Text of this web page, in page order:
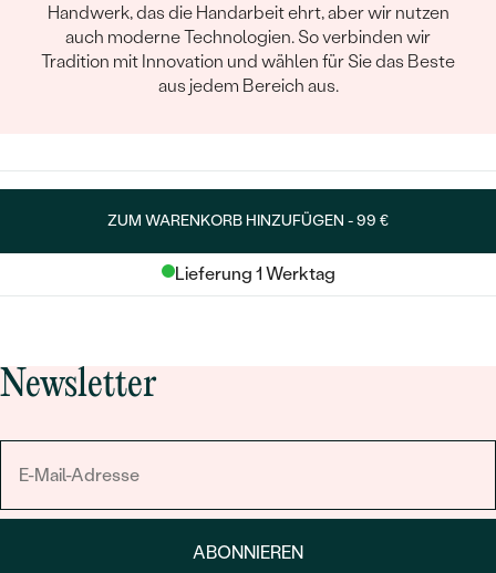
Handwerk, das die Handarbeit ehrt, aber wir nutzen
auch moderne Technologien. So verbinden wir
Tradition mit Innovation und wählen für Sie das Beste
aus jedem Bereich aus.
ZUM WARENKORB HINZUFÜGEN -99 €
Lieferung 1 Werktag
Newsletter
ABONNIEREN